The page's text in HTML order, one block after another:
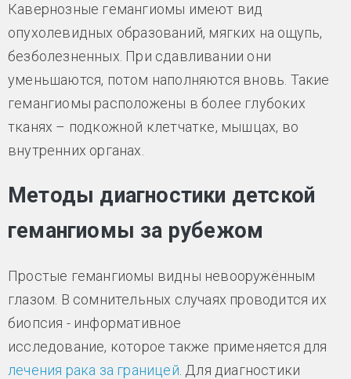
Кавернозные гемангиомы имеют вид
опухолевидных образований, мягких на ощупь,
безболезненных. При сдавливании они
уменьшаются, потом наполняются вновь. Такие
гемангиомы расположены в более глубоких
тканях – подкожной клетчатке, мышцах, во
внутренних органах.
Методы диагностики детской
гемангиомы за рубежом
Простые гемангиомы видны невооружённым
глазом. В сомнительных случаях проводится их
биопсия - информативное
исследование, которое также применяется для
лечения рака за границей . Для диагностики